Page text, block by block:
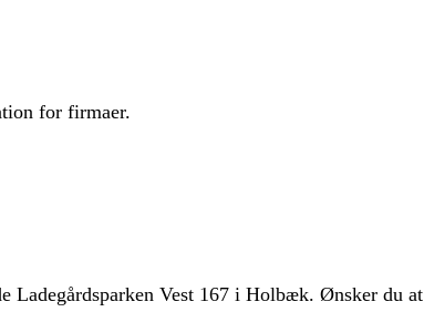
for firmaer.
Ladegårdsparken Vest 167 i Holbæk. Ønsker du at